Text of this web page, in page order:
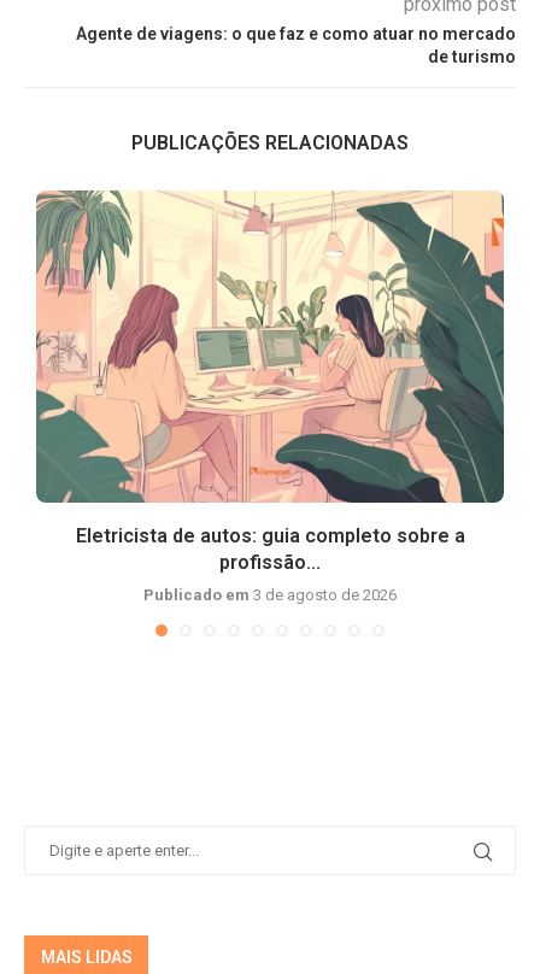
Agente de viagens: o que faz e como atuar no mercado
de turismo
PUBLICAÇÕES RELACIONADAS
Eletricista de autos: guia completo sobre a
profissão...
Publicado em 3 de agosto de 2026
MAIS LIDAS